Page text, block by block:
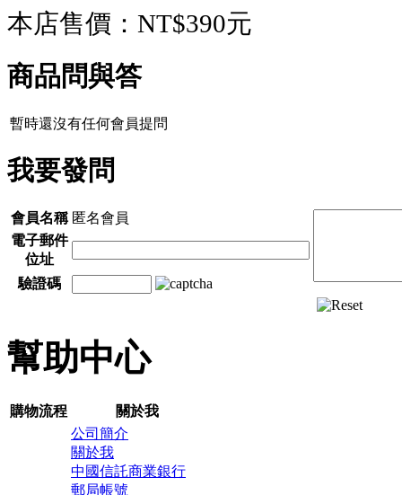
本店售價： NT$390元
商品問與答
暫時還沒有任何會員提問
我要發問
會員名稱 匿名會員
電子郵件
位址
驗證碼
幫助中心
購物流程 關於我
公司簡介
關於我
中國信託商業銀行
郵局帳號